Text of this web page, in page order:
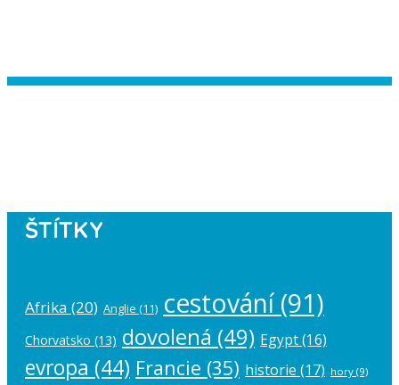
ŠTÍTKY
Afrika (20) Anglie (11) cestování(91)
Chorvatsko (13) dovolená (49) Egypt(16)
evropa (44) Francie (35) historie (17) hory (9)